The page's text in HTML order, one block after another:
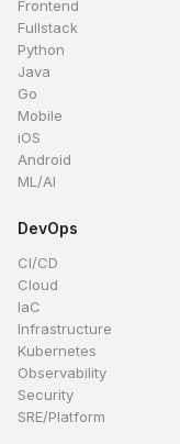
Frontend
Fullstack
Python
Java
Go
Mobile
iOS
Android
ML/AI
DevOps
CI/CD
Cloud
IaC
Infrastructure
Kubernetes
Observability
Security
SRE/Platform